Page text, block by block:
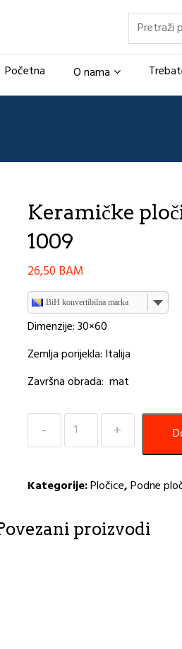
Pretraži
Početna O nama
Keramičke
1009
26,50 BAM
BiH konvertibilna marka
Dimenzije: 30×60
Zemlja porijekla: Italija
Završna obrada: mat
Keramičke
pločice
grey
količina
Kategorije:Pločice,Podne
proizvodi